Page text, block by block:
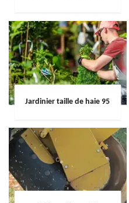
Jardinier taille de haie 95